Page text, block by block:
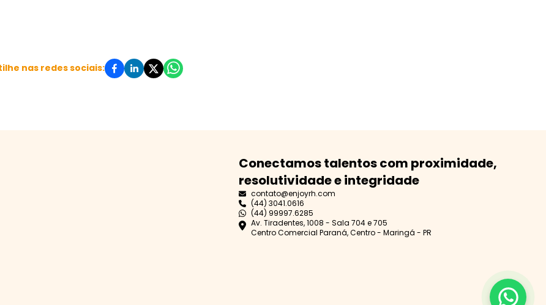
nas redes sociais:
Conectamos talentos com proximidade,
resolutividade e integridade
contato@enjoyrh.com
(44) 3041.0616
(44) 99997.6285
Av. Tiradentes, 1008 - Sala 704 e 705
Centro Comercial Paraná, Centro - Maringá - PR